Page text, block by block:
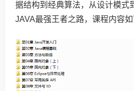
据结构到经典算法，从设计模式
JAVA最强王者之路，课程内容如